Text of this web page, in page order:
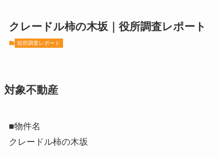
クレードル柿の木坂｜役所調査レポート
役所調査レポート
対象不動産
■物件名
クレードル柿の木坂